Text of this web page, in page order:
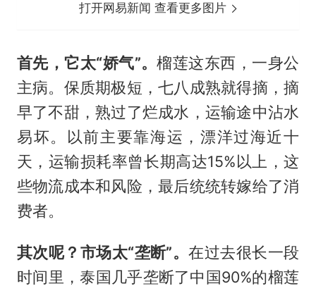
打开网易新闻 查看更多图片
首先，它太“娇气”。榴莲这东西，一身公
主病。保质期极短，七八成熟就得摘，摘
早了不甜，熟过了烂成水，运输途中沾水
易坏。以前主要靠海运，漂洋过海近十
天，运输损耗率曾长期高达15%以上，这
些物流成本和风险，最后统统转嫁给了消
费者。
其次呢？市场太“垄断”。在过去很长一段
时间里，泰国几乎垄断了中国90%的榴莲